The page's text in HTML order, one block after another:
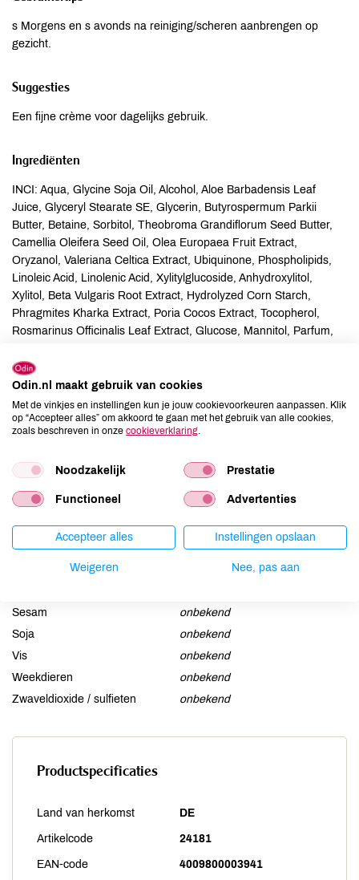
s Morgens en s avonds na reiniging/scheren aanbrengen op
gezicht.
Suggesties
Een fijne crème voor dagelijks gebruik.
Ingrediënten
INCI: Aqua, Glycine Soja Oil, Alcohol, Aloe Barbadensis Leaf
Juice, Glyceryl Stearate SE, Glycerin, Butyrospermum Parkii
Butter, Betaine, Sorbitol, Theobroma Grandiflorum Seed Butter,
Camellia Oleifera Seed Oil, Olea Europaea Fruit Extract,
Oryzanol, Valeriana Celtica Extract, Ubiquinone, Phospholipids,
Linoleic Acid, Linolenic Acid, Xylitylglucoside, Anhydroxylitol,
Xylitol, Beta Vulgaris Root Extract, Hydrolyzed Corn Starch,
Phragmites Kharka Extract, Poria Cocos Extract, Tocopherol,
Rosmarinus Officinalis Leaf Extract, Glucose, Mannitol, Parfum,
Allergenen
Aardnoten
onbekend
Gluten
onbekend
Lupine
onbekend
Mosterd
onbekend
Noten
onbekend
Schaaldieren
Sesam
onbekend
Soja
onbekend
Vis
onbekend
Weekdieren
onbekend
Zwaveldioxide / sulfieten
onbekend
Productspecificaties
Land van herkomst DE
Artikelcode 24181
EAN-code 4009800003941
Odin.nl maakt gebruik van cookies
Met de vinkjes en instellingen kun je jouw cookievoorkeuren aanpassen. Klik
op “Accepteer alles” om akkoord te gaan met het gebruik van alle cookies,
zoals beschreven in onze cookieverklaring.
Noodzakelijk Prestatie
Functioneel Advertenties
Accepteer alles Instellingen opslaan
Weigeren Nee, pas aan